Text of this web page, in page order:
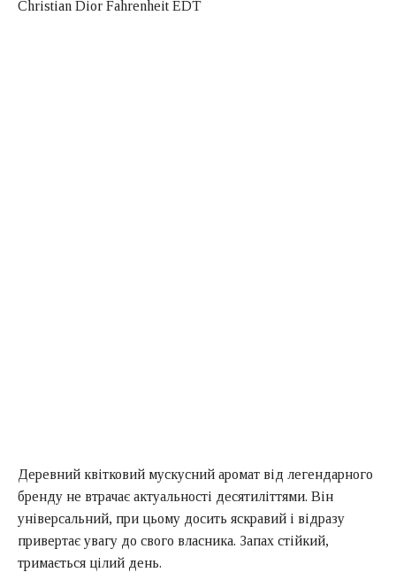
Деревний квітковий мускусний аромат від легендарного
бренду не втрачає актуальності десятиліттями. Він
універсальний, при цьому досить яскравий і відразу
привертає увагу до свого власника. Запах стійкий,
тримається цілий день.